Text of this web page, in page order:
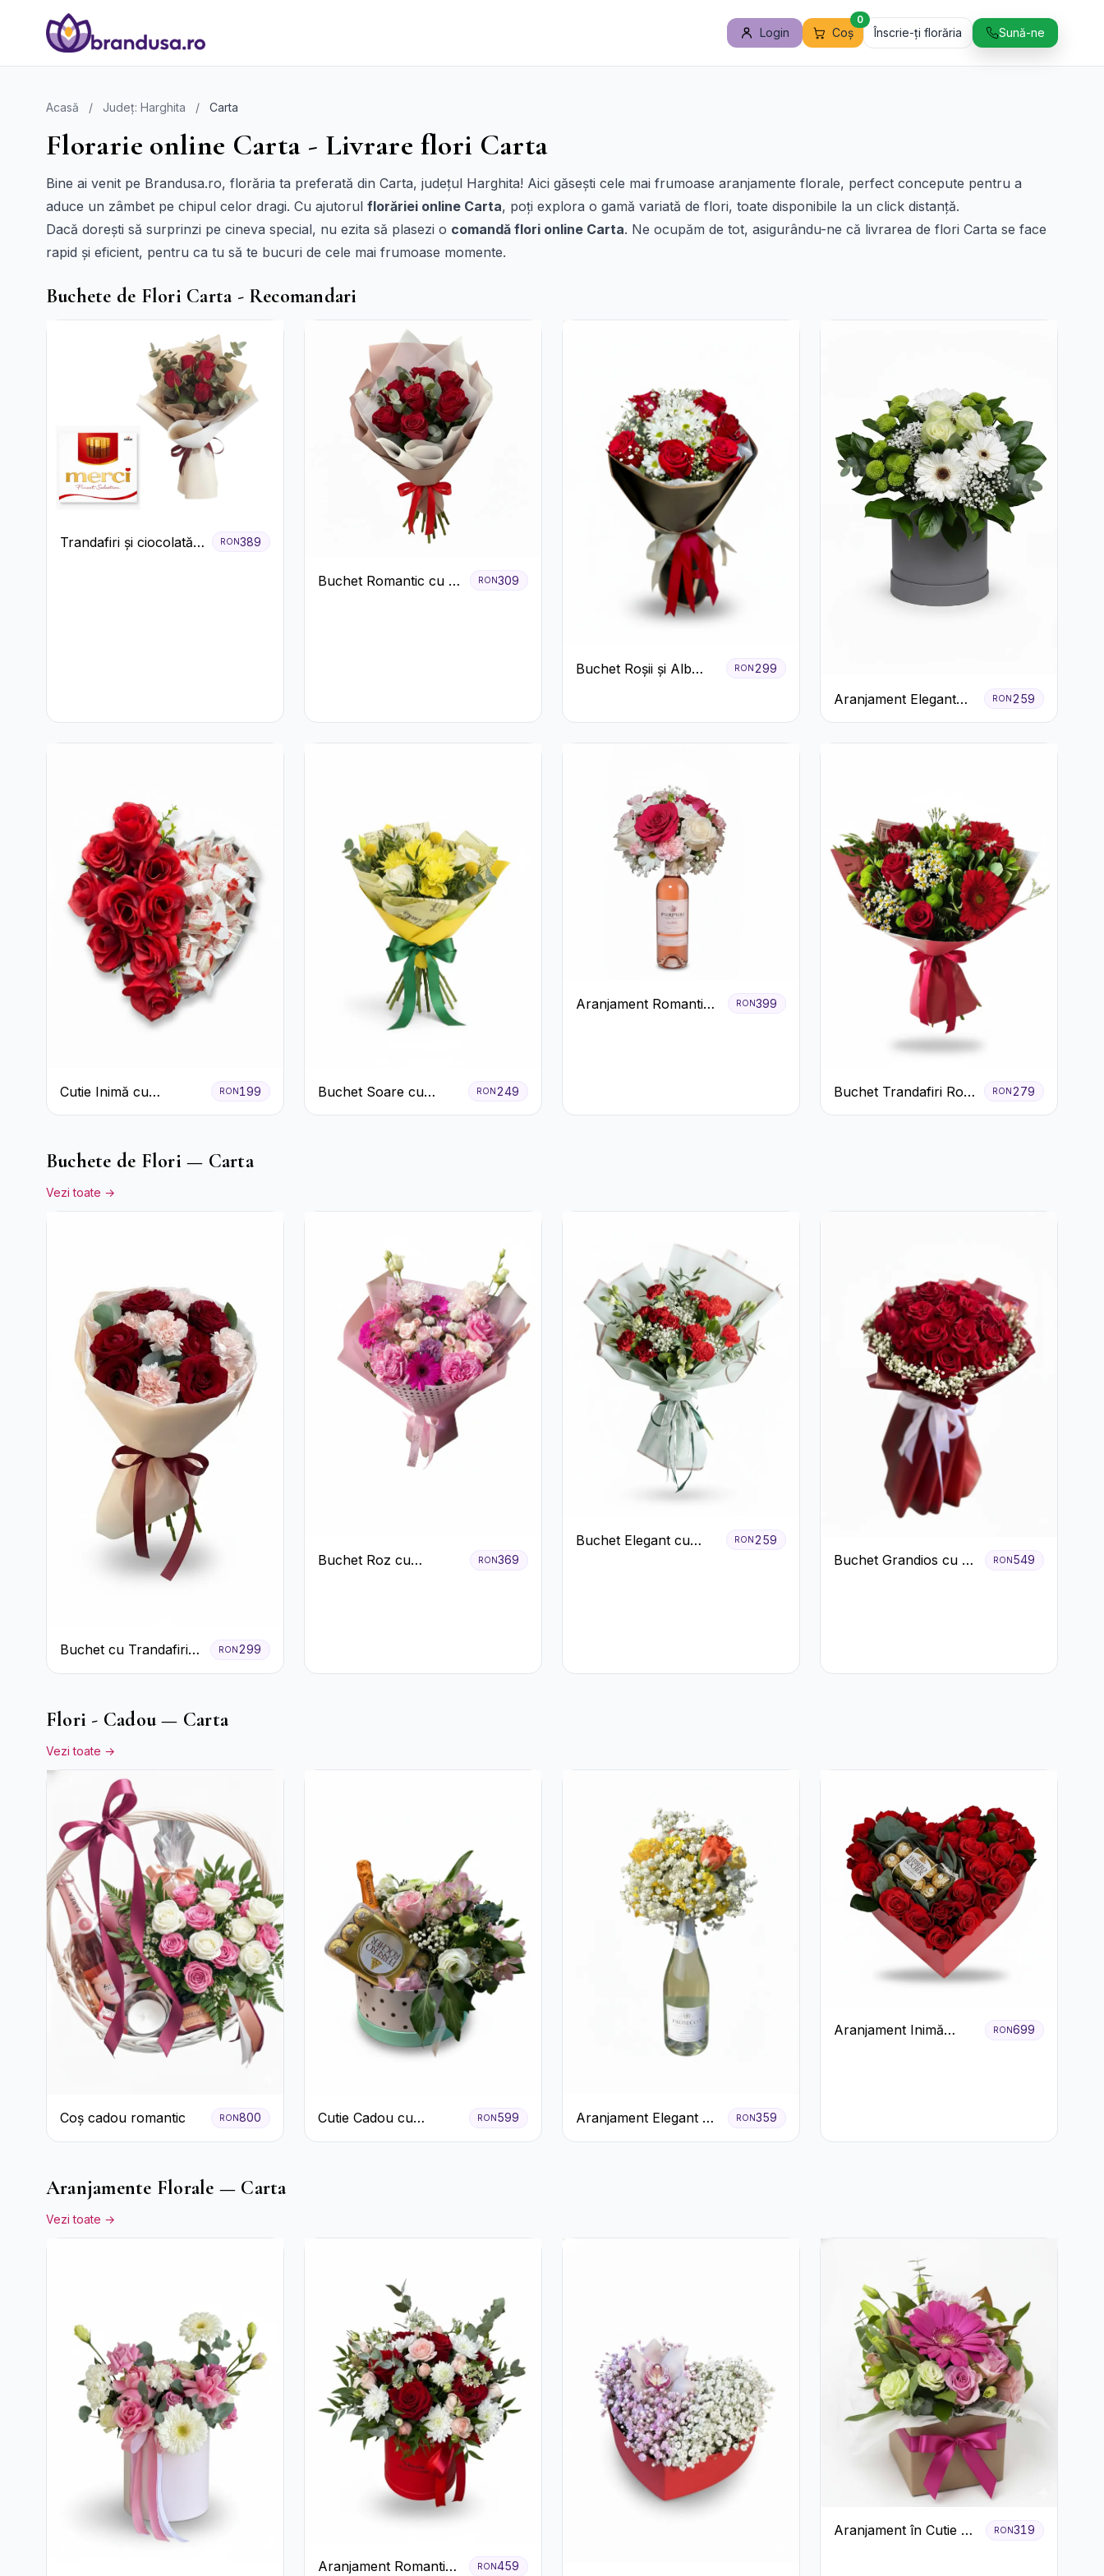
Login Coș
0
Înscrie-ți florăria Sună-ne
Acasă / Județ: Harghita / Carta
Florarie online Carta - Livrare flori Carta
Bine ai venit pe Brandusa.ro, florăria ta preferată din Carta, județul Harghita! Aici găsești cele mai frumoase aranjamente florale, perfect concepute pentru a
aduce un zâmbet pe chipul celor dragi. Cu ajutorul florăriei online Carta, poți explora o gamă variată de flori, toate disponibile la un click distanță.
Dacă dorești să surprinzi pe cineva special, nu ezita să plasezi o comandă flori online Carta. Ne ocupăm de tot, asigurându-ne că livrarea de flori Carta se face
rapid și eficient, pentru ca tu să te bucuri de cele mai frumoase momente.
Buchete de Flori Carta - Recomandari
Trandafiri și ciocolată
RON389
Buchet Romantic cu 9
RON309
Buchet Roșii și Alb
RON299
Aranjament Elegant
Alb-Verde în Cutie Gri
RON 259
Cutie Inimă cu
Trandafiri Roșii și
RON 199
Buchet Soare cu
Crizanteme Galbene și
RON 249
Aranjament Romantic
RON399
Buchet Trandafiri Roșii
Gerbera și Verdeață
RON 279
Buchete de Flori — Carta
Vezi toate →
Buchet cu Trandafiri
Roșii și Garoafe Roz
RON299
Buchet Roz cu
RON369
Buchet Elegant cu
RON 259
Buchet Grandios cu 25
RON549
Flori - Cadou — Carta
Vezi toate →
Coș cadou romantic RON800
Cutie Cadou cu
Prosecco Mionetto
RON599
Aranjament Elegant cu
Prosecco și Flori
RON359
Aranjament Inimă
RON699
Aranjamente Florale — Carta
Vezi toate →
Aranjament Romantic
RON459
Aranjament în Cutie cu
RON319